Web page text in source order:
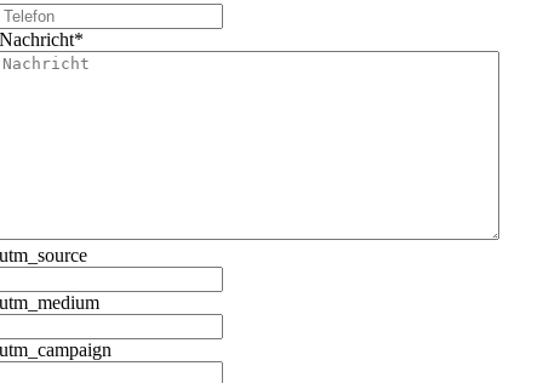
Nachricht*
utm_source
utm_medium
utm_campaign